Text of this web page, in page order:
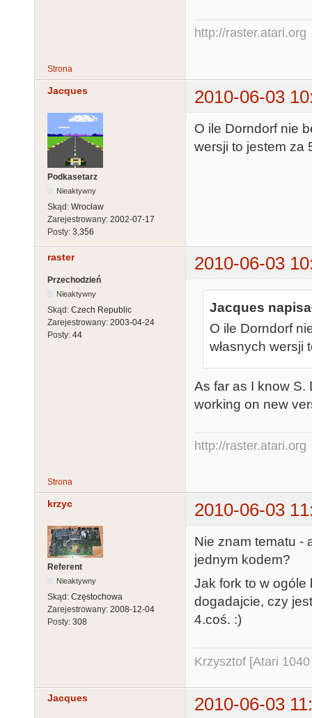
http://raster.atari.org
Strona
Jacques 2010-06-03
Podkasetarz
Nieaktywny
Skąd: Wrocław
Zarejestrowany: 2002-07-17
Posty: 3,356
O ile Dorndorf nie
wersji to jestem za
raster 2010-06-03
Przechodzień
Nieaktywny
Skąd: Czech Republic
Zarejestrowany: 2003-04-24
Posty: 44
Jacques
O ile Dorndorf
własnych wersji
As far as I know S.
working on new
http://raster.atari.org
Strona
krzyc 2010-06-03
Referent
Nieaktywny
Skąd: Częstochowa
Zarejestrowany: 2008-12-04
Posty: 308
Nie znam tematu -
jednym kodem?
Jak fork to w ogóle
dogadajcie, czy
4.coś. :)
Krzysztof [Atari
Jacques
2010-06-03